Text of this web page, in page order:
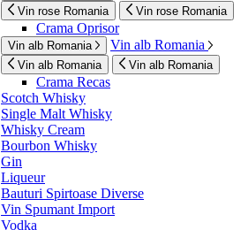
Vin rose Romania Vin rose Romania
Crama Oprisor
Vin alb Romania Vin alb Romania
Vin alb Romania Vin alb Romania
Crama Recas
Scotch Whisky
Single Malt Whisky
Whisky Cream
Bourbon Whisky
Gin
Liqueur
Bauturi Spirtoase Diverse
Vin Spumant Import
Vodka